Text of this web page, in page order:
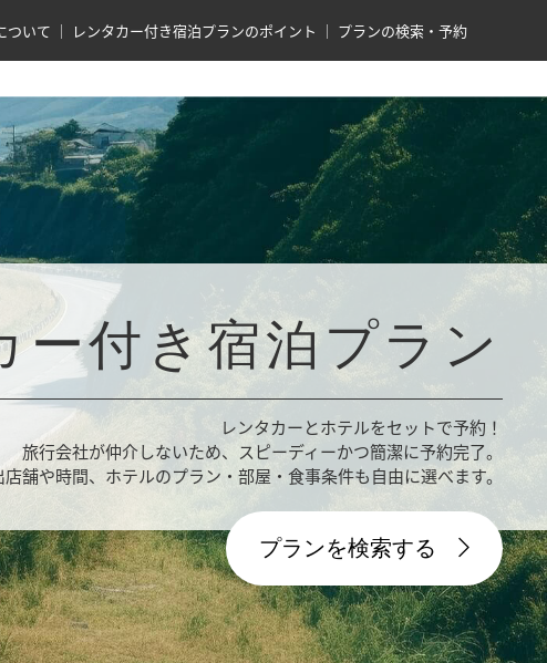
ついて レンタカー付き宿泊プランのポイント プランの検索・予約
ー付き宿泊プラン
レンタカーとホテルをセットで予約！
旅行会社が仲介しないため、スピーディーかつ簡潔に予約完了。
舗や時間、ホテルのプラン・部屋・食事条件も自由に選べます。
プランを検索する